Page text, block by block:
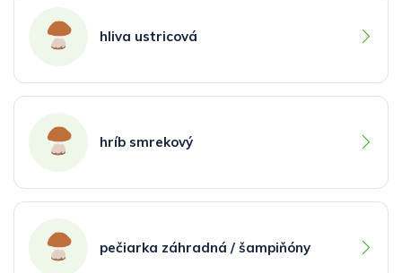
hliva ustricová
hríb smrekový
pečiarka záhradná / šampiňóny